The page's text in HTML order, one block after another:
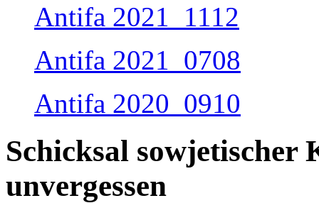
Antifa 2021_1112
Antifa 2021_0708
Antifa 2020_0910
Schicksal sowjetischer
unvergessen